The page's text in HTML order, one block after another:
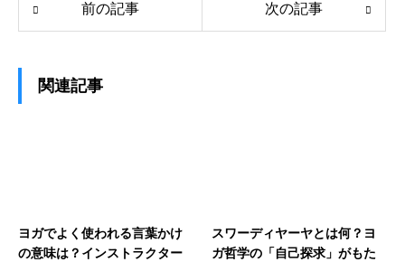
前の記事 次の記事
関連記事
ヨガでよく使われる言葉かけ
の意味は？インストラクター
スワーディヤーヤとは何？ヨ
ガ哲学の「自己探求」がもた